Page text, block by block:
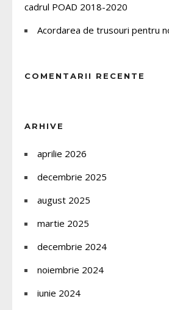
cadrul POAD 2018-2020
Acordarea de trusouri pentru
COMENTARII RECENTE
ARHIVE
aprilie 2026
decembrie 2025
august 2025
martie 2025
decembrie 2024
noiembrie 2024
iunie 2024